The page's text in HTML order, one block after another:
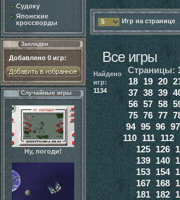
Судоку
Японские
кроссворды
Закладки
Добавлено 0 игр:
Случайные игры
Ну, погоди!
5 Игр на странице
Все игры
Найдено
игр:
1134
Страницы:
18 19 20
37 38 39
56 57 58
75 76 77
94 95 96 97
110 111 112
125 126
139 140
153 154
167 168
181 182